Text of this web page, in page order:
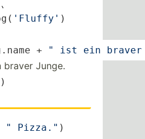
)
" Pizza." ­)
'F­luffy' )
+ " ist ein braver
Junge.